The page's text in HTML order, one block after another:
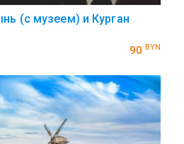
(с музеем) и Курган
90 BYN